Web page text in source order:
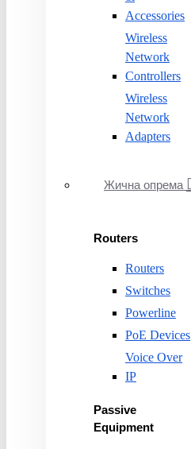
Accessories
Wireless
Network
Controllers
Wireless
Network
Adapters
Жична опрема
Routers
Routers
Switches
Powerline
PoE Devices
Voice Over
IP
Passive
Equipment